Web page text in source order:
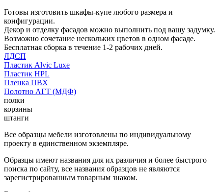
Готовы изготовить шкафы-купе любого размера и
конфигурации.
Декор и отделку фасадов можно выполнить под вашу задумку.
Возможно сочетание нескольких цветов в одном фасаде.
Бесплатная сборка в течение 1-2 рабочих дней.
ЛДСП
Пластик Alvic Luxe
Пластик HPL
Пленка ПВХ
Полотно АГТ (МДФ)
полки
корзины
штанги
Все образцы мебели изготовлены по индивидуальному
проекту в единственном экземпляре.
Образцы имеют названия для их различия и более быстрого
поиска по сайту, все названия образцов не являются
зарегистрированным товарным знаком.